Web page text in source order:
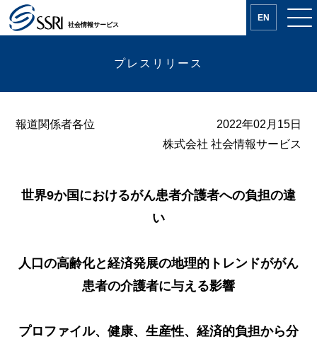
社会情報サービス
EN
プレスリリース
報道関係者各位
2022年02月15日
株式会社 社会情報サービス
世界9か国におけるがん患者介護者への負担の違
い
人口の高齢化と経済発展の地理的トレンドががん
患者の介護者に与える影響
プロファイル、健康、生産性、経済的負担から分